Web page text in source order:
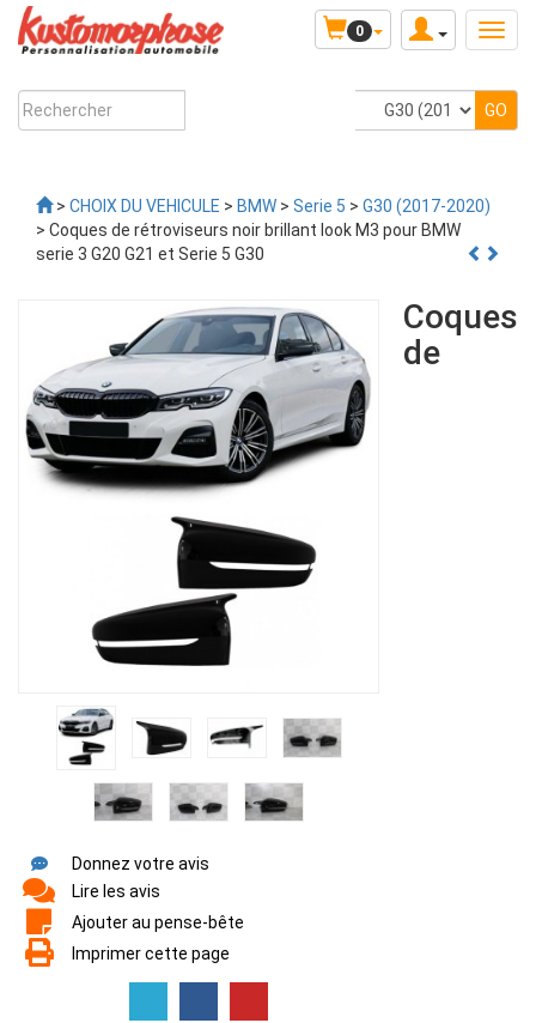
0
> CHOIX DU VEHICULE > BMW > Serie 5 > G30 (2017-2020)
> Coques de rétroviseurs noir brillant look M3 pour BMW
serie 3 G20 G21 et Serie 5 G30
Donnez votre avis
Lire les avis
Ajouter au pense-bête
Imprimer cette page
Coques
de